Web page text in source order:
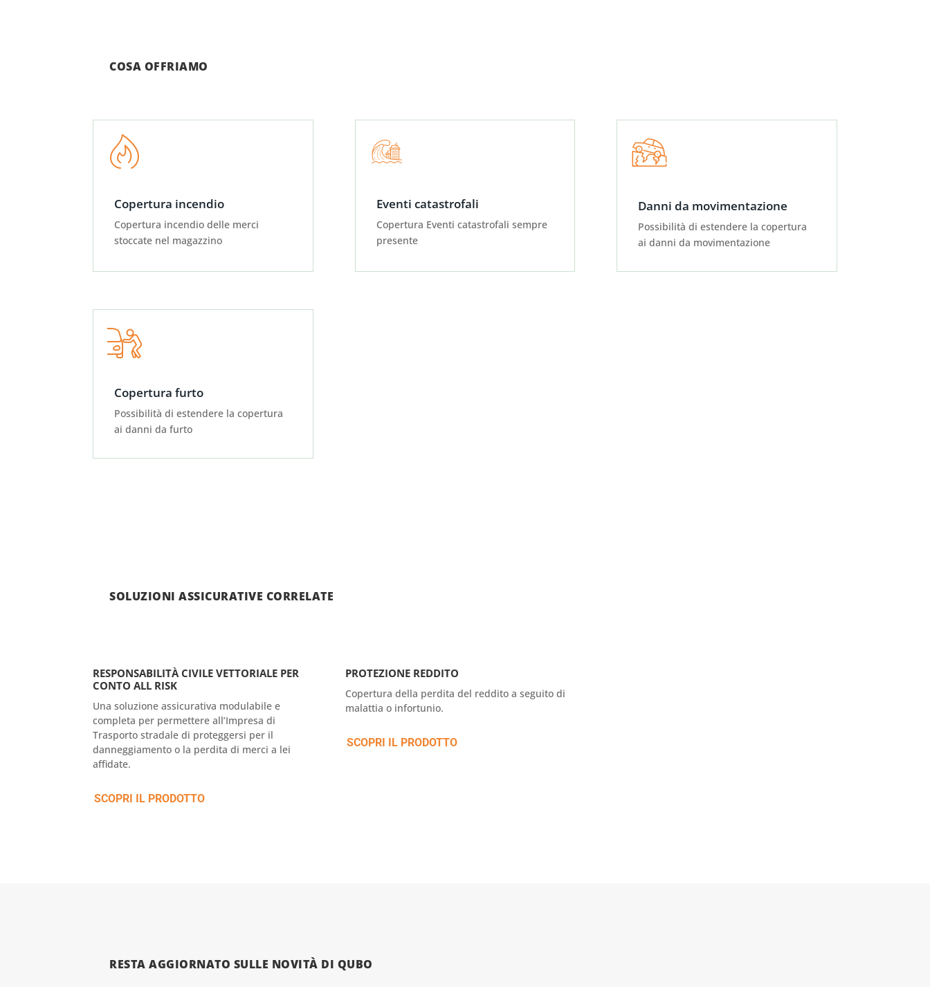
COSA OFFRIAMO
Copertura incendio
Copertura incendio delle merci
stoccate nel magazzino
Eventi catastrofali
Copertura Eventi catastrofali sempre
presente
Danni da movimentazione
Possibilità di estendere la copertura
ai danni da movimentazione
Copertura furto
Possibilità di estendere la copertura
ai danni da furto
SOLUZIONI ASSICURATIVE CORRELATE
RESPONSABILITÀ CIVILE VETTORIALE PER
CONTO ALL RISK
Una soluzione assicurativa modulabile e
completa per permettere all’Impresa di
Trasporto stradale di proteggersi per il
danneggiamento o la perdita di merci a lei
affidate.
SCOPRI IL PRODOTTO
PROTEZIONE REDDITO
Copertura della perdita del reddito a seguito di
malattia o infortunio.
SCOPRI IL PRODOTTO
RESTA AGGIORNATO SULLE NOVITÀ DI QUBO